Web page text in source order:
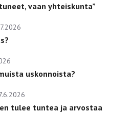
vaan yhteiskunta”
uskonnoista?
tulee tuntea ja arvostaa